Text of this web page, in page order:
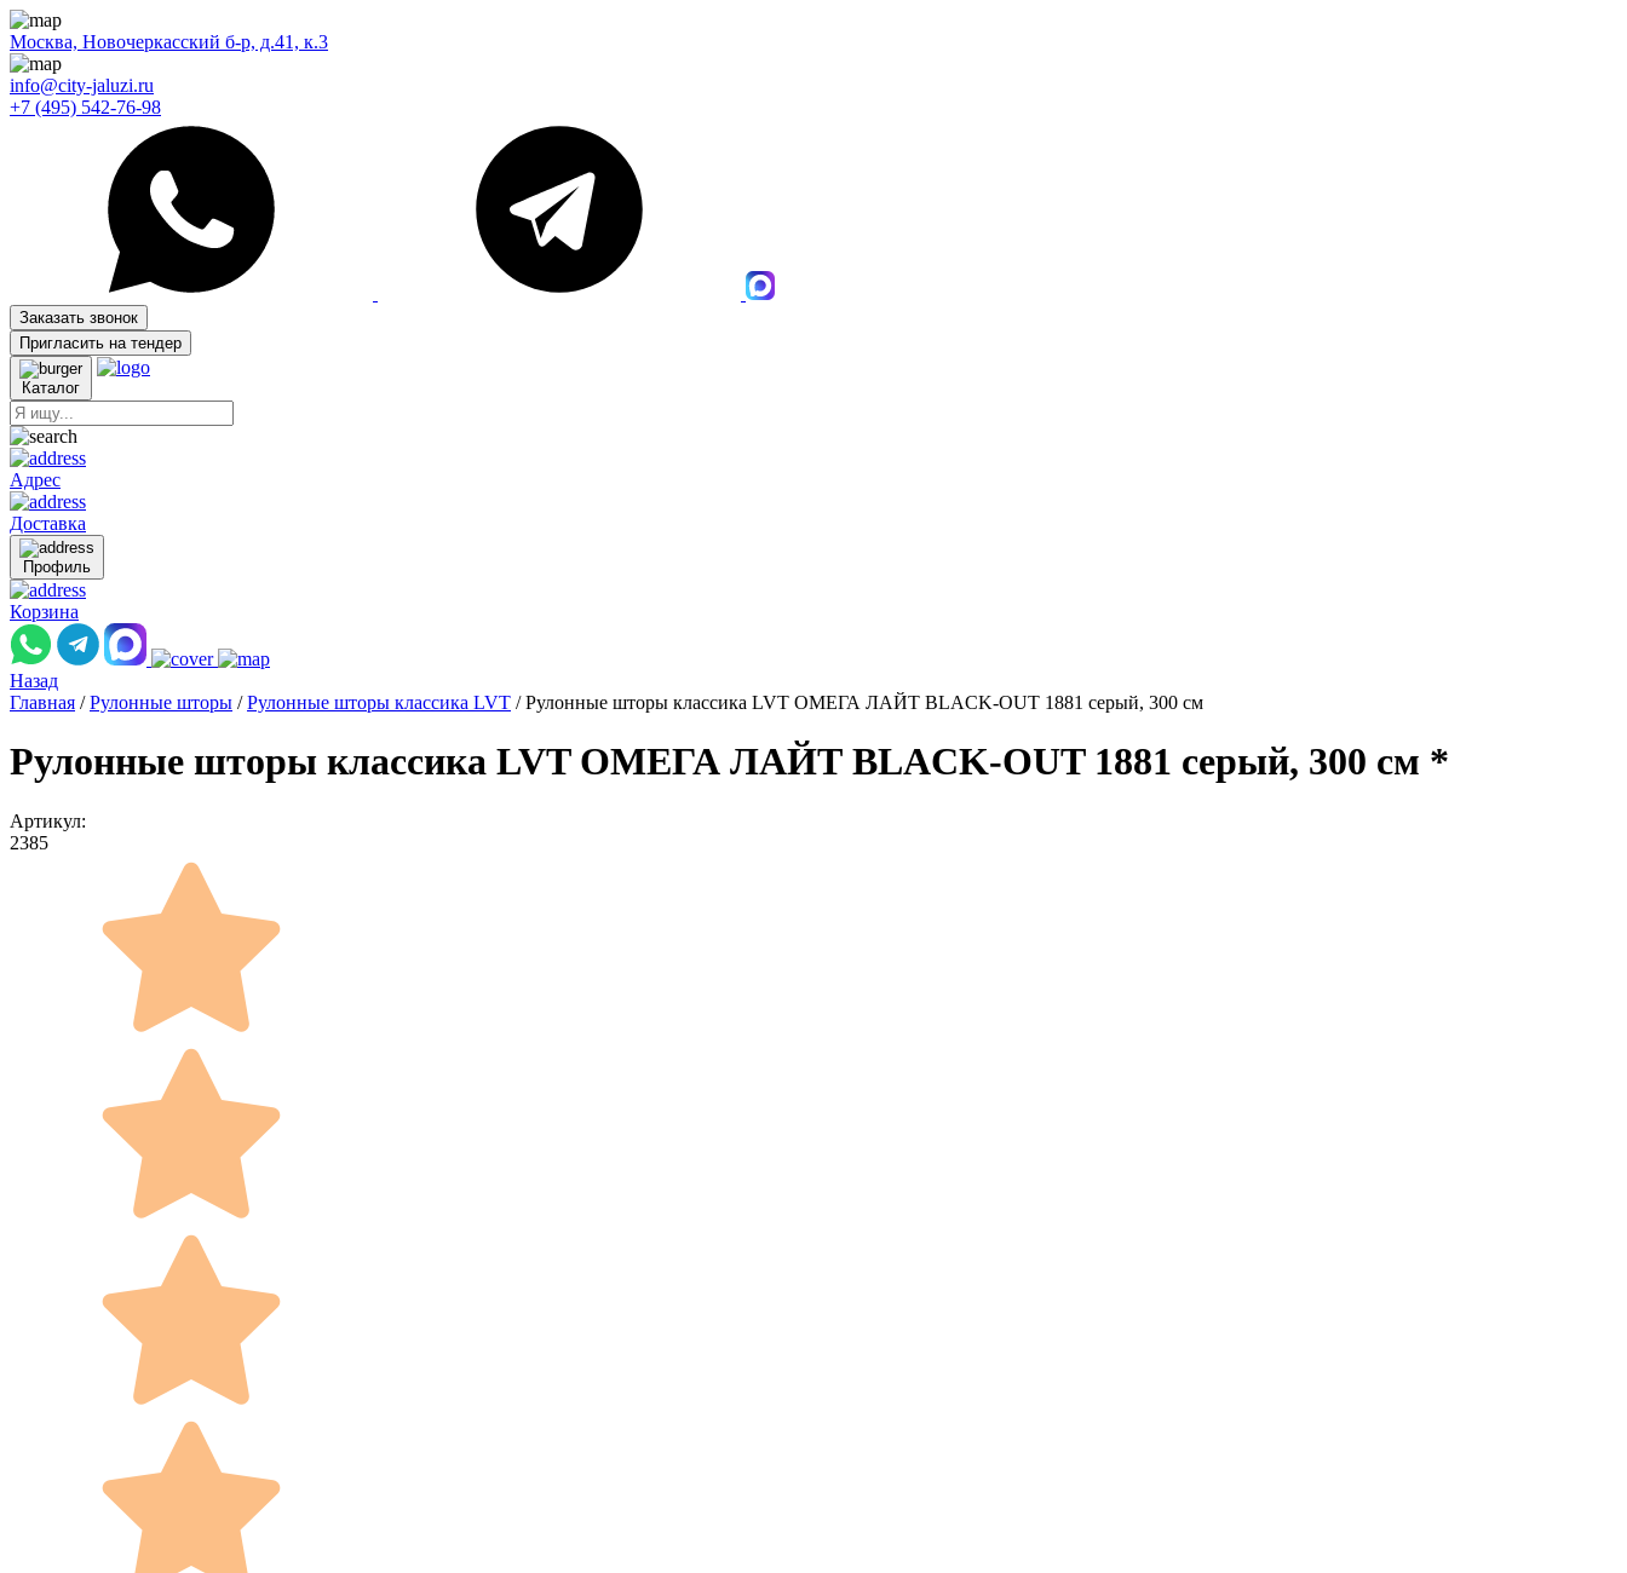
Москва, Новочеркасский б-р, д.41, к.3
info@city-jaluzi.ru
+7 (495) 542-76-98
Заказать звонок
Пригласить на тендер
Каталог
Адрес
Доставка
Профиль
Корзина
Назад
Главная / Рулонные шторы / Рулонные шторы классика LVT / Рулонные шторы классика LVT ОМЕГА ЛАЙТ BLACK-OUT 1881 серый, 300 см
Рулонные шторы классика LVT ОМЕГА ЛАЙТ BLACK-OUT 1881 серый, 300 см *
Артикул:
2385